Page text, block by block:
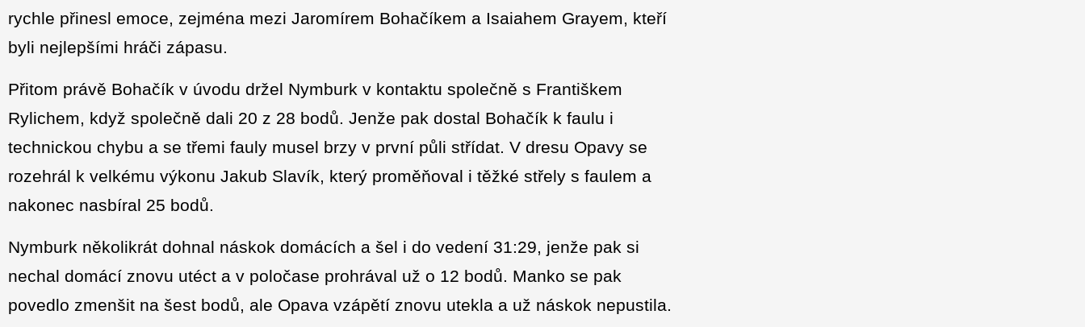
rychle přinesl emoce, zejména mezi Jaromírem Bohačíkem a Isaiahem Grayem, kteří
byli nejlepšími hráči zápasu.
Přitom právě Bohačík v úvodu držel Nymburk v kontaktu společně s Františkem
Rylichem, když společně dali 20 z 28 bodů. Jenže pak dostal Bohačík k faulu i
technickou chybu a se třemi fauly musel brzy v první půli střídat. V dresu Opavy se
rozehrál k velkému výkonu Jakub Slavík, který proměňoval i těžké střely s faulem a
nakonec nasbíral 25 bodů.
Nymburk několikrát dohnal náskok domácích a šel i do vedení 31:29, jenže pak si
nechal domácí znovu utéct a v poločase prohrával už o 12 bodů. Manko se pak
povedlo zmenšit na šest bodů, ale Opava vzápětí znovu utekla a už náskok nepustila.